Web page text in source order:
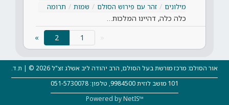
מילונים
זהר עם פירוש הסולם שמות תרומה
כלה כלה, דהיינו המלכות…
2
»
אור הסולם: מרכז מורשת בעל הסולם, הרב יהודה ליב אשלג זצ"ל 2026 © | ת.ד.
101 מושב לוזית 9984500, טלפון: 051-5730078
Powered by NetIS™